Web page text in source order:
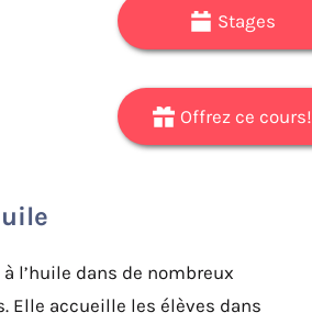
Stages
Offrez ce cours!
l’huile dans de nombreux
Elle accueille les élèves dans